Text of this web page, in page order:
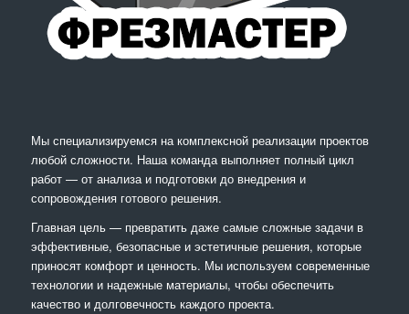
Мы специализируемся на комплексной реализации проектов
любой сложности. Наша команда выполняет полный цикл
работ — от анализа и подготовки до внедрения и
сопровождения готового решения.
Главная цель — превратить даже самые сложные задачи в
эффективные, безопасные и эстетичные решения, которые
приносят комфорт и ценность. Мы используем современные
технологии и надежные материалы, чтобы обеспечить
качество и долговечность каждого проекта.